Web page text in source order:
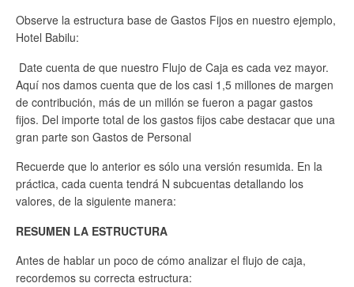
Observe la estructura base de Gastos Fijos en nuestro ejemplo,
Hotel Babilu:
Date cuenta de que nuestro Flujo de Caja es cada vez mayor.
Aquí nos damos cuenta que de los casi 1,5 millones de margen
de contribución, más de un millón se fueron a pagar gastos
fijos. Del importe total de los gastos fijos cabe destacar que una
gran parte son Gastos de Personal
Recuerde que lo anterior es sólo una versión resumida. En la
práctica, cada cuenta tendrá N subcuentas detallando los
valores, de la siguiente manera:
RESUMEN LA ESTRUCTURA
Antes de hablar un poco de cómo analizar el flujo de caja,
recordemos su correcta estructura: